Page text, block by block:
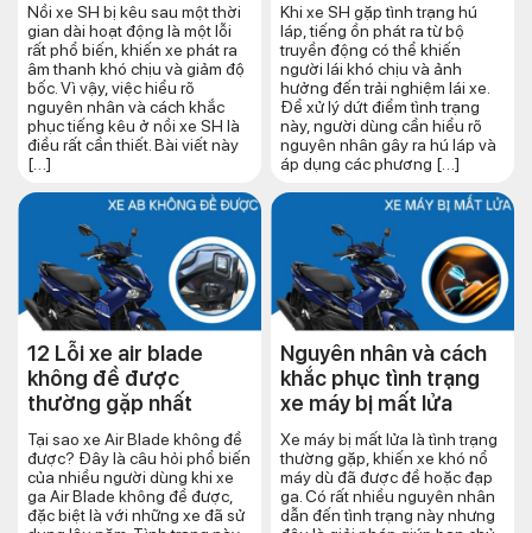
Nồi xe SH bị kêu sau một thời
gian dài hoạt động là một lỗi
rất phổ biến, khiến xe phát ra
âm thanh khó chịu và giảm độ
bốc. Vì vậy, việc hiểu rõ
nguyên nhân và cách khắc
phục tiếng kêu ở nồi xe SH là
điều rất cần thiết. Bài viết này
[…]
Khi xe SH gặp tình trạng hú
láp, tiếng ồn phát ra từ bộ
truyền động có thể khiến
người lái khó chịu và ảnh
hưởng đến trải nghiệm lái xe.
Để xử lý dứt điểm tình trạng
này, người dùng cần hiểu rõ
nguyên nhân gây ra hú láp và
áp dụng các phương […]
12 Lỗi xe air blade
không đề được
thường gặp nhất
Tại sao xe Air Blade không đề
được? Đây là câu hỏi phổ biến
của nhiều người dùng khi xe
ga Air Blade không đề được,
đặc biệt là với những xe đã sử
Nguyên nhân và cách
khắc phục tình trạng
xe máy bị mất lửa
Xe máy bị mất lửa là tình trạng
thường gặp, khiến xe khó nổ
máy dù đã được đề hoặc đạp
ga. Có rất nhiều nguyên nhân
dẫn đến tình trạng này nhưng